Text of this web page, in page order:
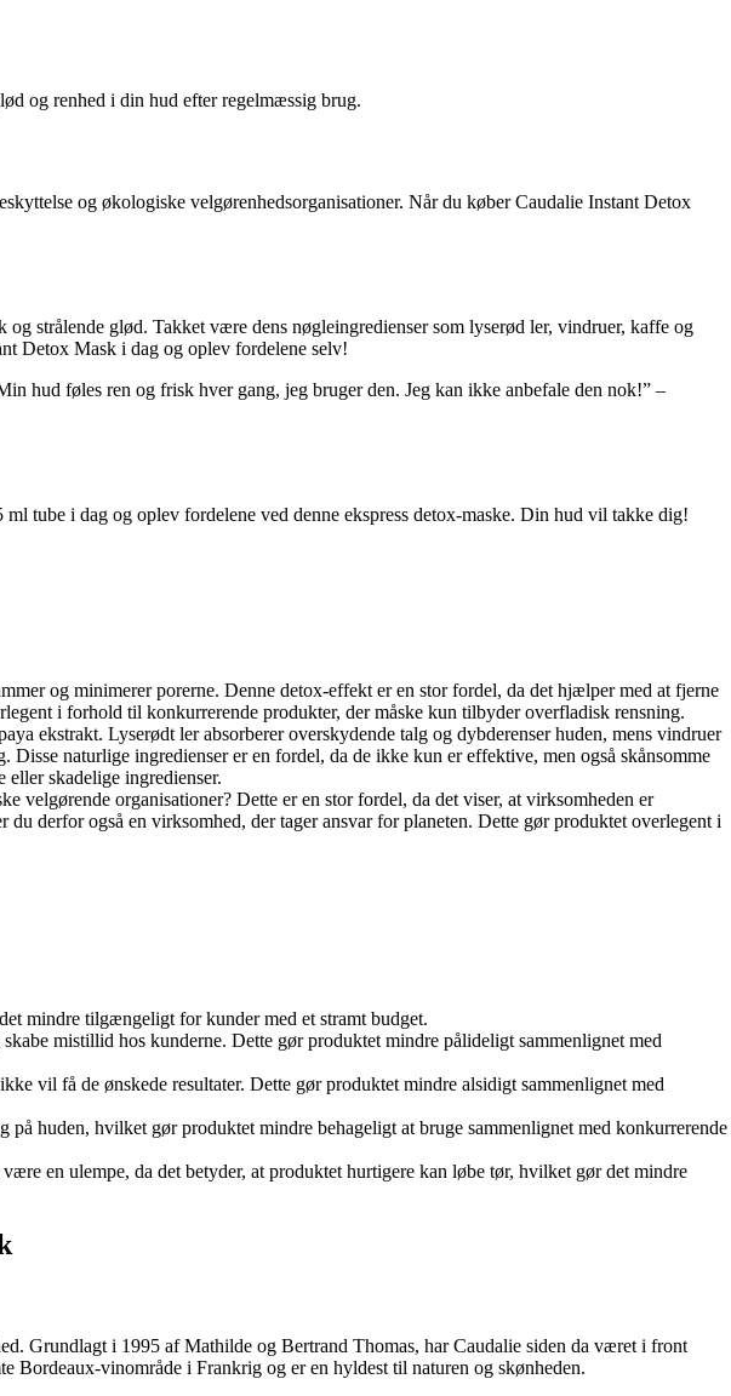
og renhed i din hud efter regelmæssig brug.
og økologiske velgørenhedsorganisationer. Når du køber Caudalie Instant Detox
strålende glød. Takket være dens nøgleingredienser som lyserød ler, vindruer, kaffe og
Detox Mask i dag og oplev fordelene selv!
hud føles ren og frisk hver gang, jeg bruger den. Jeg kan ikke anbefale den nok!” –
tube i dag og oplev fordelene ved denne ekspress detox-maske. Din hud vil takke dig!
og minimerer porerne. Denne detox-effekt er en stor fordel, da det hjælper med at fjerne
i forhold til konkurrerende produkter, der måske kun tilbyder overfladisk rensning.
ekstrakt. Lyserødt ler absorberer overskydende talg og dybderenser huden, mens vindruer
naturlige ingredienser er en fordel, da de ikke kun er effektive, men også skånsomme
skadelige ingredienser.
velgørende organisationer? Dette er en stor fordel, da det viser, at virksomheden er
derfor også en virksomhed, der tager ansvar for planeten. Dette gør produktet overlegent i
mindre tilgængeligt for kunder med et stramt budget.
mistillid hos kunderne. Dette gør produktet mindre pålideligt sammenlignet med
vil få de ønskede resultater. Dette gør produktet mindre alsidigt sammenlignet med
huden, hvilket gør produktet mindre behageligt at bruge sammenlignet med konkurrerende
en ulempe, da det betyder, at produktet hurtigere kan løbe tør, hvilket gør det mindre
Grundlagt i 1995 af Mathilde og Bertrand Thomas, har Caudalie siden da været i front
Bordeaux-vinområde i Frankrig og er en hyldest til naturen og skønheden.